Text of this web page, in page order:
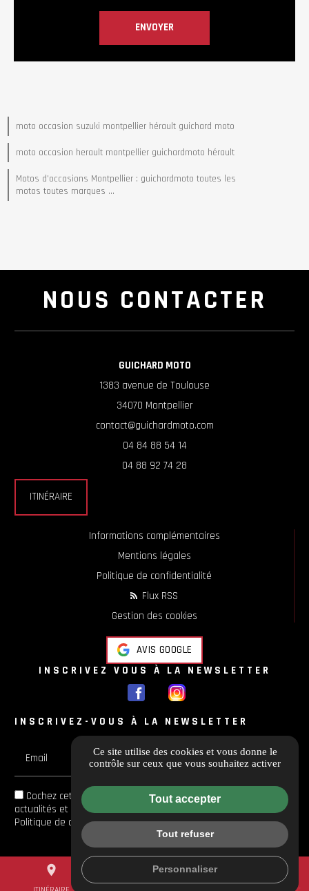
moto occasion suzuki montpellier hérault guichard moto
moto occasion herault montpellier guichardmoto hérault
Motos d'occasions Montpellier : guichardmoto toutes les
motos toutes marques ...
place mail
NOUS CONTACTER
GUICHARD MOTO
1383 avenue de Toulouse
34070 Montpellier
contact@guichardmoto.com
04 84 88 54 14
04 88 92 74 28
ITINÉRAIRE
Informations complémentaires
Mentions légales
Politique de confidentialité
Flux RSS
Gestion des cookies
AVIS GOOGLE
INSCRIVEZ VOUS À LA NEWSLETTER
INSCRIVEZ-VOUS À LA NEWSLETTER
Email
Cochez cette case si vous souhaitez recevoir toutes les
actualités et les offres en avant-première et Vous acceptez la
Politique de confidentialitédeGuichard Moto
Ce site utilise des cookies et vous donne le
contrôle sur ceux que vous souhaitez activer
Tout accepter
Tout refuser
Personnaliser